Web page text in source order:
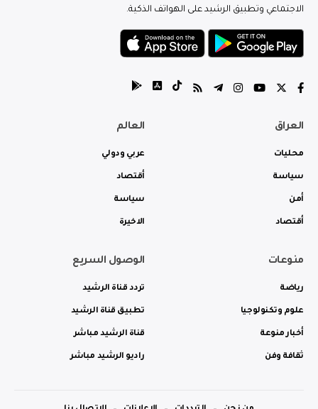
الاجتماعي وتطبيق الرشيد على الهواتف الذكية.
العراق
محليات
سياسة
أمن
أقتصاد
العالم
عربي ودولي
أقتصاد
سياسة
الاخيرة
منوعات
رياضة
علوم وتكنولوجيا
أخبار منوعة
ثقافة وفن
الوصول السريع
تردد قناة الرشيد
تطبيق قناة الرشيد
قناة الرشيد مباشر
راديو الرشيد مباشر